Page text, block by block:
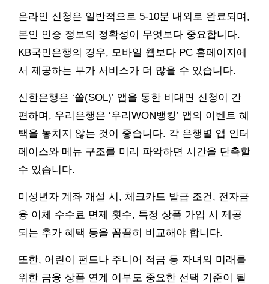
온라인 신청은 일반적으로 5-10분 내외로 완료되며,
본인 인증 정보의 정확성이 무엇보다 중요합니다.
KB국민은행의 경우, 모바일 웹보다 PC 홈페이지에
서 제공하는 부가 서비스가 더 많을 수 있습니다.
신한은행은 ‘쏠(SOL)’ 앱을 통한 비대면 신청이 간
편하며, 우리은행은 ‘우리WON뱅킹’ 앱의 이벤트 혜
택을 놓치지 않는 것이 좋습니다. 각 은행별 앱 인터
페이스와 메뉴 구조를 미리 파악하면 시간을 단축할
수 있습니다.
미성년자 계좌 개설 시, 체크카드 발급 조건, 전자금
융 이체 수수료 면제 횟수, 특정 상품 가입 시 제공
되는 추가 혜택 등을 꼼꼼히 비교해야 합니다.
또한, 어린이 펀드나 주니어 적금 등 자녀의 미래를
위한 금융 상품 연계 여부도 중요한 선택 기준이 될